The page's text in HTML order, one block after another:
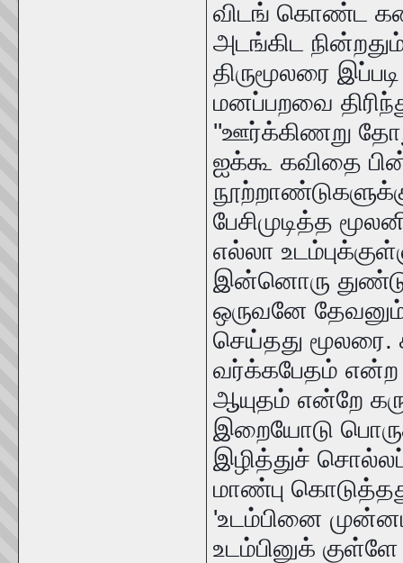
விடங் கொண்ட
அடங்கிட
திருமூலரை
மனப்பறவை
''ஊர்க்கிணறு
ஐக்கூ கவிதை
பேசிமுடித்த
எல்லா
இன்னொரு
ஒருவனே
செய்தது
வர்க்கபேதம் என்ற
ஆயுதம் என்றே
இறையோடு
இழித்துச்
மாண்பு
'உடம்பினை
உடம்பினுக்